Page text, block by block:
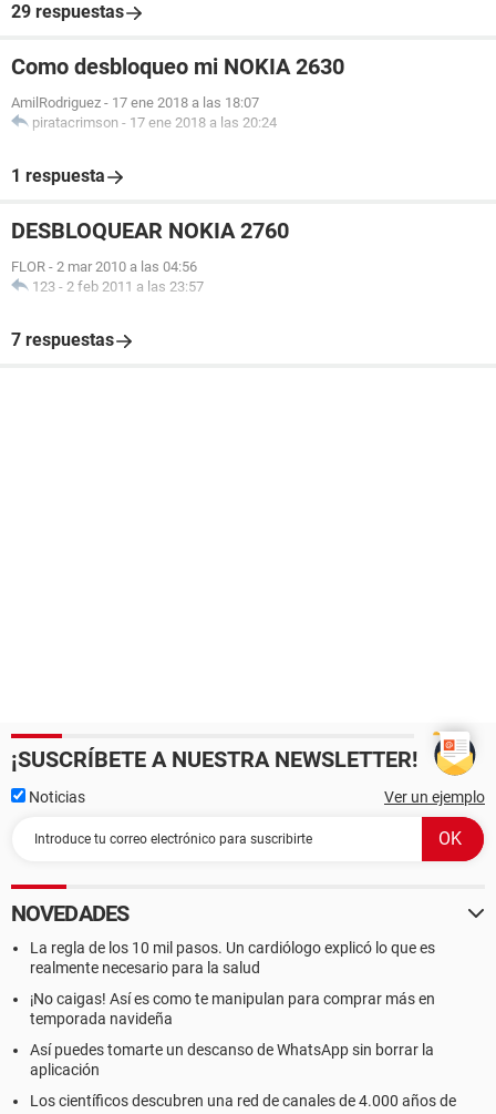
29 respuestas
Como desbloqueo mi NOKIA 2630
AmilRodriguez - 17 ene 2018 a las 18:07
piratacrimson - 17 ene 2018 a las 20:24
1 respuesta
DESBLOQUEAR NOKIA 2760
FLOR - 2 mar 2010 a las 04:56
123 - 2 feb 2011 a las 23:57
7 respuestas
¡SUSCRÍBETE A NUESTRA NEWSLETTER!
Noticias Ver un ejemplo
NOVEDADES
La regla de los 10 mil pasos. Un cardiólogo explicó lo que es
realmente necesario para la salud
¡No caigas! Así es como te manipulan para comprar más en
temporada navideña
Así puedes tomarte un descanso de WhatsApp sin borrar la
aplicación
Los científicos descubren una red de canales de 4.000 años de